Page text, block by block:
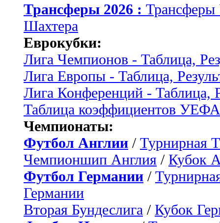
Трансферы 2026 :
Шахтера
Еврокубки:
Лига Чемпионов - Таблица,
Лига Европы - Таблица,
Лига Конференций - Таблица,
Таблица коэффициентов УЕФА
Чемпионаты:
Футбол Англии / Турнирная
Чемпионшип Англия / Кубок
Футбол Германии /
Германии
Вторая Бундеслига / Кубок